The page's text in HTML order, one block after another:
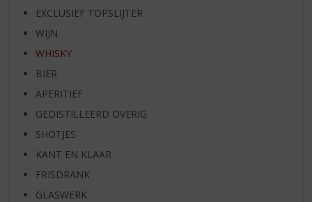
EXCLUSIEF TOPSLIJTER
WIJN
WHISKY
BIER
APERITIEF
GEDISTILLEERD OVERIG
SHOTJES
KANT EN KLAAR
FRISDRANK
GLASWERK